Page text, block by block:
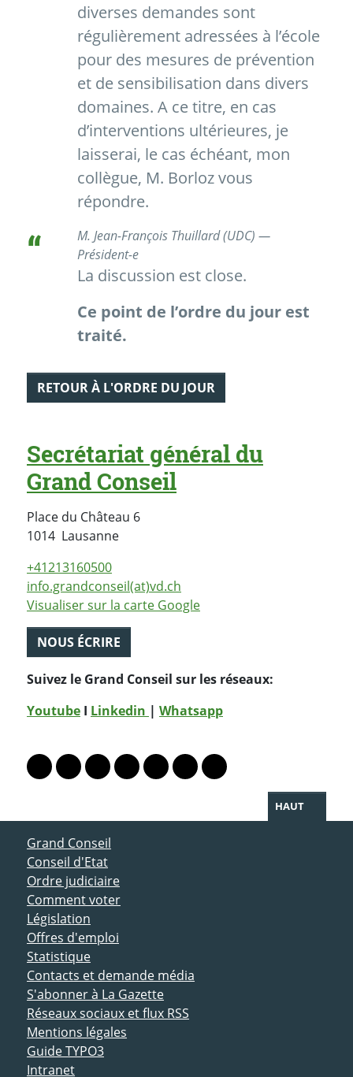
diverses demandes sont
régulièrement adressées à l’école
pour des mesures de prévention
et de sensibilisation dans divers
domaines. A ce titre, en cas
d’interventions ultérieures, je
laisserai, le cas échéant, mon
collègue, M. Borloz vous
répondre.
M. Jean-François Thuillard (UDC) —
Président-e
La discussion est close.
Ce point de l’ordre du jour est
traité.
RETOUR À L'ORDRE DU JOUR
Secrétariat général du
Grand Conseil
Place du Château 6
1014 LausanneSuisse
+41213160500
info.grandconseil(at)vd.ch
Visualiser sur la carte Google
NOUS ÉCRIRE
Suivez le Grand Conseil sur les réseaux:
Youtube I Linkedin | Whatsapp
Lien vers le profil Mastodon
Lien vers le profil Bluesky
Lien vers le profil Instagram
Lien vers le profil Linkedin
Lien vers le profil Facebook
Lien vers le profil Twitter
Partager par WhatsApp
HAUT
ACCÈS DIRECT
Grand Conseil
Conseil d'Etat
Ordre judiciaire
Comment voter
Législation
Offres d'emploi
Statistique
Contacts et demande média
S'abonner à La Gazette
Réseaux sociaux et flux RSS
Mentions légales
Guide TYPO3
Intranet